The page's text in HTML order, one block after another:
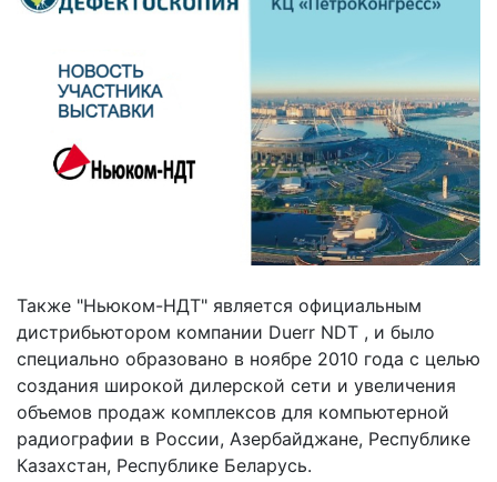
Также "Ньюком-НДТ" является официальным
дистрибьютором компании Duerr NDT , и было
специально образовано в ноябре 2010 года с целью
создания широкой дилерской сети и увеличения
объемов продаж комплексов для компьютерной
радиографии в России, Азербайджане, Республике
Казахстан, Республике Беларусь.